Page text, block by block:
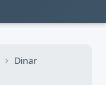
Dinar